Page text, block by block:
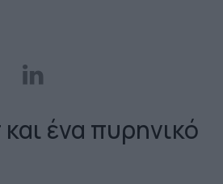
ένα πυρηνικό